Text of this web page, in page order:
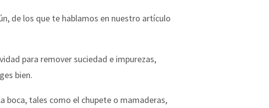
de los que te hablamos en nuestro artículo
para remover suciedad e impurezas,
bien.
boca, tales como el chupete o mamaderas,